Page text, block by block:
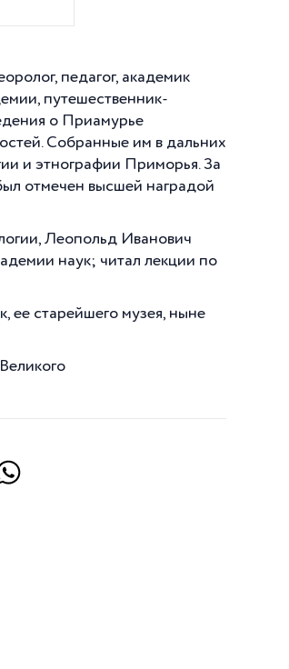
педагог, академик
путешественник-
о Приамурье
Собранные им в дальних
и этнографии Приморья. За
отмечен высшей наградой
Леопольд Иванович
наук; читал лекции по
ее старейшего музея, ныне